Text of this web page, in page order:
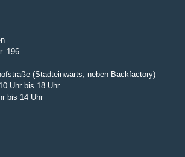
196
(Stadteinwärts, neben Backfactory)
Uhr bis 18 Uhr
bis 14 Uhr